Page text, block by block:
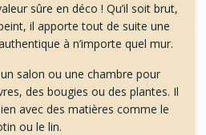
sûre en déco ! Qu’il soit brut,
il apporte tout de suite une
à n’importe quel mur.
un salon ou une chambre pour
des bougies ou des plantes. Il
avec des matières comme le
ou le lin.